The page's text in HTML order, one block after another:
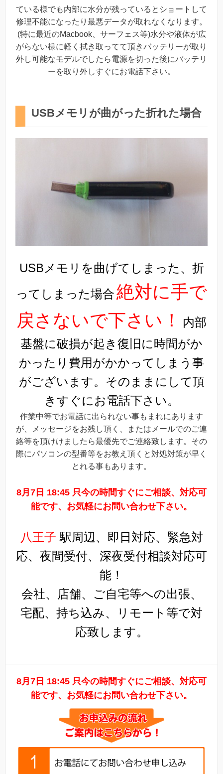
ている様でも内部に水分が残っているとショートして
修理不能になったり最悪データが取れなくなります。
(特に最近のMacbook、サーフェス等)水分や液体が広
がらない様に軽く拭き取ってて頂きバッテリーが取り
外し可能なモデルでしたら電源を切った後にバッテリ
ーを取り外しすぐにお電話下さい。
USBメモリが曲がった折れた場合
USBメモリを曲げてしまった、折
ってしまった場合絶対に手で
戻さないで下さい！
内部
基盤に破損が起き復旧に時間がか
かったり費用がかかってしまう事
がございます。そのままにして頂
きすぐにお電話下さい。
作業中等でお電話に出られない事もまれにあります
が、メッセージをお残し頂く、またはメールでのご連
絡等を頂けけましたら最優先でご連絡致します。その
際にパソコンの型番等をお教え頂くと対処対策が早く
とれる事もあります。
8月7日 18:45 只今の時間すぐにご相談、対応可
能です、お気軽にお問い合わせ下さい。
八王子 駅周辺、即日対応、緊急対
応、夜間受付、深夜受付相談対応可
能！
会社、店舗、ご自宅等への出張、
宅配、持ち込み、リモート等で対
応致します。
8月7日 18:45 只今の時間すぐにご相談、対応可
能です、お気軽にお問い合わせ下さい。